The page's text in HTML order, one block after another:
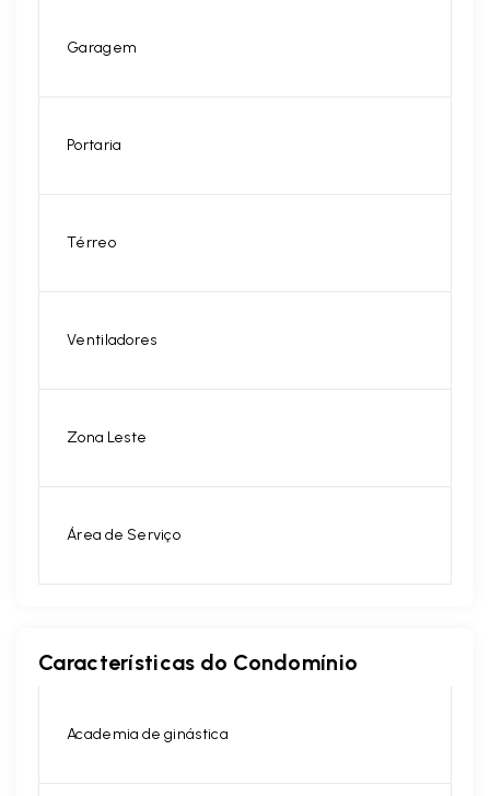
Garagem
Portaria
Térreo
Ventiladores
Zona Leste
Área de Serviço
Características do Condomínio
Academia de ginástica